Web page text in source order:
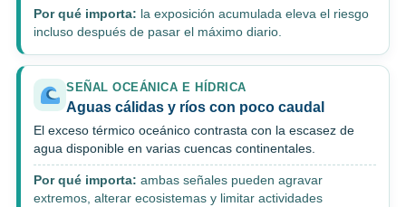
Por qué importa: la exposición acumulada eleva el riesgo
incluso después de pasar el máximo diario.
SEÑAL OCEÁNICA E HÍDRICA
Aguas cálidas y ríos con poco caudal
El exceso térmico oceánico contrasta con la escasez de
agua disponible en varias cuencas continentales.
Por qué importa: ambas señales pueden agravar
extremos, alterar ecosistemas y limitar actividades